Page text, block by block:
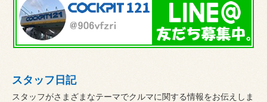
スタッフ日記
スタッフがさまざまなテーマでクルマに関する情報をお伝えしま